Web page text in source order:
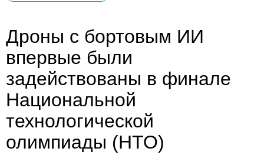
Дроны с бортовым ИИ
впервые были
задействованы в финале
Национальной
технологической
олимпиады (НТО)